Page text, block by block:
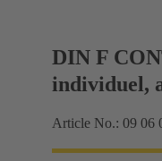
DIN F
individuel,
Article No.: 09 06